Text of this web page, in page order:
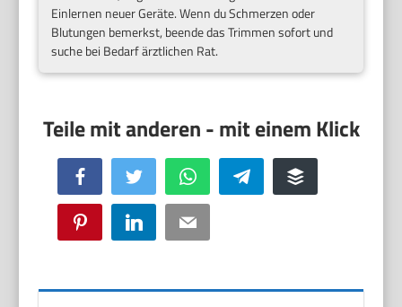
Einlernen neuer Geräte. Wenn du Schmerzen oder
Blutungen bemerkst, beende das Trimmen sofort und
suche bei Bedarf ärztlichen Rat.
Facebook Twitter WhatsApp Telegram Buffer
Pinterest LinkedIn Email